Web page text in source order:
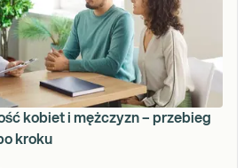
kobiet i mężczyzn – przebieg
kroku